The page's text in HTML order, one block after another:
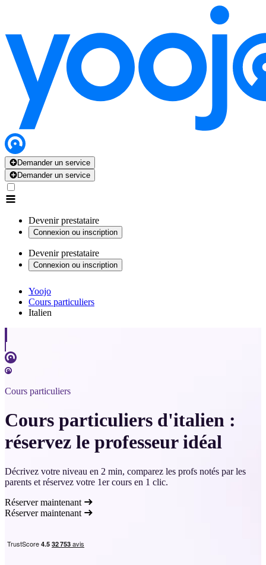
Demander un service
Demander un service
Devenir prestataire
Connexion ou inscription
Devenir prestataire
Connexion ou inscription
Yoojo
Cours particuliers
Italien
Cours particuliers
Cours particuliers d'italien :
réservez le professeur idéal
Décrivez votre niveau en 2 min, comparez les profs notés par les
parents et réservez votre 1er cours en 1 clic.
Réserver maintenant
Réserver maintenant